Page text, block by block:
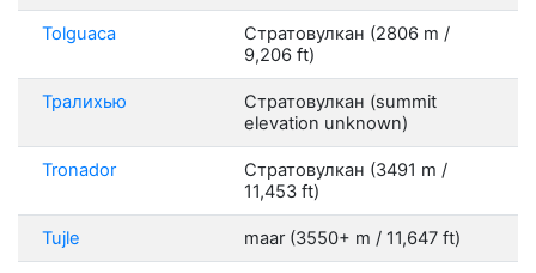
Tolguaca
Стратовулкан (2806 m /
9,206 ft)
Тралихью
Стратовулкан (summit
elevation unknown)
Tronador
Стратовулкан (3491 m /
11,453 ft)
Tujle maar (3550+ m / 11,647 ft)